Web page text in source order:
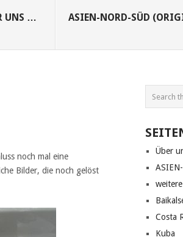
UNS … ASIEN-NORD-SÜD
noch mal eine
Bilder, die noch gelöst
Über
Costa
Kuba